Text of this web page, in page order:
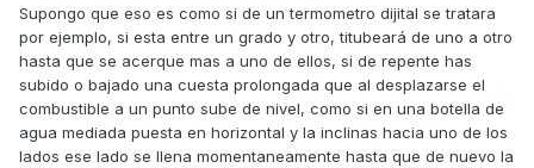
Supongo que eso es como si de un termometro dijital se tratara
por ejemplo, si esta entre un grado y otro, titubeará de uno a otro
hasta que se acerque mas a uno de ellos, si de repente has
subido o bajado una cuesta prolongada que al desplazarse el
combustible a un punto sube de nivel, como si en una botella de
agua mediada puesta en horizontal y la inclinas hacia uno de los
lados ese lado se llena momentaneamente hasta que de nuevo la